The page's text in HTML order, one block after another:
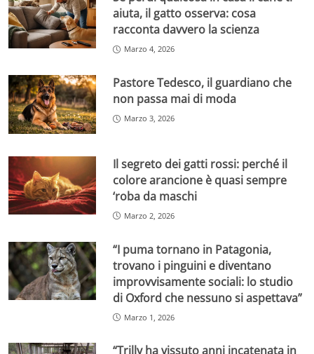
aiuta, il gatto osserva: cosa
racconta davvero la scienza
Marzo 4, 2026
Pastore Tedesco, il guardiano che
non passa mai di moda
Marzo 3, 2026
Il segreto dei gatti rossi: perché il
colore arancione è quasi sempre
‘roba da maschi
Marzo 2, 2026
“I puma tornano in Patagonia,
trovano i pinguini e diventano
improvvisamente sociali: lo studio
di Oxford che nessuno si aspettava”
Marzo 1, 2026
“Trilly ha vissuto anni incatenata in